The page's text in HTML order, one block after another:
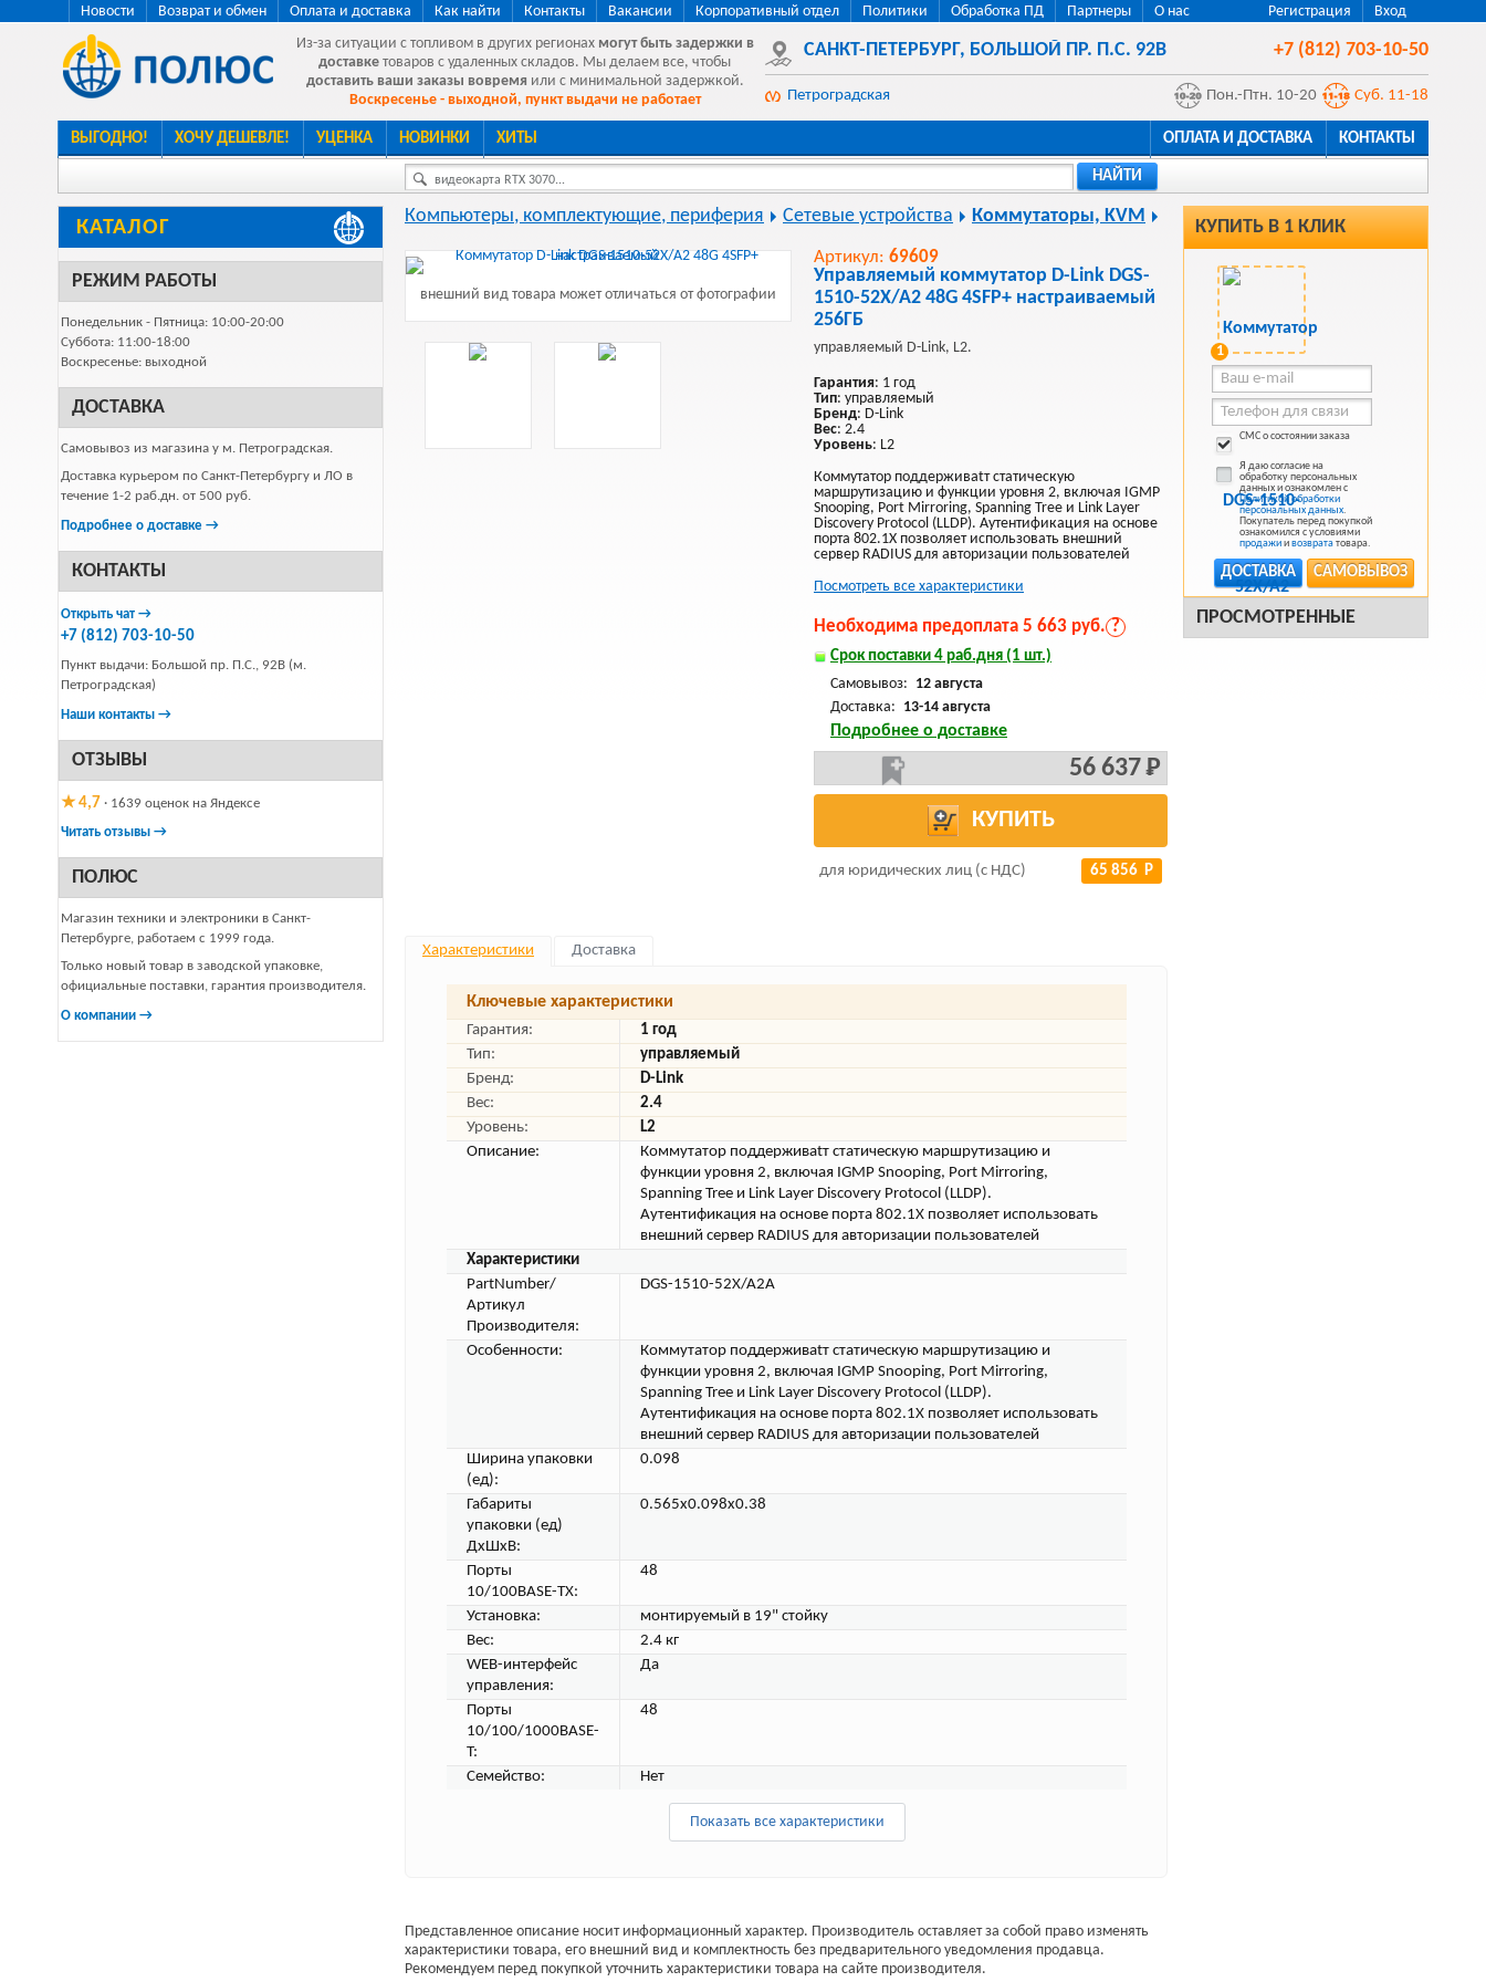
Регистрация Вход
Новости Возврат и обмен Оплата и доставка Как найти Контакты Вакансии Корпоративный отдел Политики Обработка ПД Партнеры
О нас
Из-за ситуации с топливом в других регионах могут быть задержки в
доставке товаров с удаленных складов. Мы делаем все, чтобы
доставить ваши заказы вовремя или с минимальной задержкой.
Воскресенье - выходной, пункт выдачи не работает
САНКТ-ПЕТЕРБУРГ, БОЛЬШОЙ ПР. П.С. 92В +7 (812) 703-10-50
Петроградская Пон.-Птн. 10-20 Суб. 11-18
ВЫГОДНО! ХОЧУ ДЕШЕВЛЕ! УЦЕНКА НОВИНКИ ХИТЫ ОПЛАТА И ДОСТАВКА КОНТАКТЫ
видеокарта RTX 3070... НАЙТИ
КАТАЛОГ
РЕЖИМ РАБОТЫ
Понедельник - Пятница: 10:00-20:00
Суббота: 11:00-18:00
Воскресенье: выходной
ДОСТАВКА
Самовывоз из магазина у м. Петроградская.
Доставка курьером по Санкт-Петербургу и ЛО в
течение 1-2 раб.дн. от 500 руб.
Подробнее о доставке →
КОНТАКТЫ
Открыть чат →
+7 (812) 703-10-50
Пункт выдачи: Большой пр. П.С., 92В (м.
Петроградская)
Наши контакты →
ОТЗЫВЫ
★ 4,7 · 1639 оценок на Яндексе
Читать отзывы →
ПОЛЮС
Магазин техники и электроники в Санкт-
Петербурге, работаем с 1999 года.
Только новый товар в заводской упаковке,
официальные поставки, гарантия производителя.
О компании →
КУПИТЬ В 1 КЛИК
1
СМС о состоянии заказа
Я даю согласие на
обработку персональных
данных и ознакомлен с
Политикой обработки
персональных данных.
Покупатель перед покупкой
ознакомился с условиями
продажиивозврататовара.
САМОВЫВОЗ
ДОСТАВКА
ПРОСМОТРЕННЫЕ
Компьютеры, комплектующие, периферия Сетевые устройства Коммутаторы, KVM
внешний вид товара может отличаться от фотографии
Артикул: 69609
Управляемый коммутатор D-Link DGS-
1510-52X/A2 48G 4SFP+ настраиваемый
256ГБ
управляемый D-Link, L2.
Гарантия: 1 год
Тип: управляемый
Бренд: D-Link
Вес: 2.4
Уровень: L2
Коммутатор поддерживаtт статическую
маршрутизацию и функции уровня 2, включая IGMP
Snooping, Port Mirroring, Spanning Tree и Link Layer
Discovery Protocol (LLDP). Аутентификация на основе
порта 802.1X позволяет использовать внешний
сервер RADIUS для авторизации пользователей
Посмотреть все характеристики
Необходима предоплата 5 663 руб. ?
Срок поставки 4 раб.дня (1 шт.)
Самовывоз: 12 августа
Доставка: 13-14 августа
Подробнее о доставке
56 637 Р
КУПИТЬ
для юридических лиц (с НДС) 65 856 Р
Характеристики Доставка
Ключевые характеристики
Гарантия:
1 год
Тип:
управляемый
Бренд:
D-Link
Вес:
2.4
Уровень:
L2
Описание:
Коммутатор поддерживаtт статическую маршрутизацию и
функции уровня 2, включая IGMP Snooping, Port Mirroring,
Spanning Tree и Link Layer Discovery Protocol (LLDP).
Аутентификация на основе порта 802.1X позволяет использовать
внешний сервер RADIUS для авторизации пользователей
Характеристики
PartNumber/
Артикул
Производителя:
DGS-1510-52X/A2A
Особенности:
Коммутатор поддерживаtт статическую маршрутизацию и
функции уровня 2, включая IGMP Snooping, Port Mirroring,
Spanning Tree и Link Layer Discovery Protocol (LLDP).
Аутентификация на основе порта 802.1X позволяет использовать
внешний сервер RADIUS для авторизации пользователей
Ширина упаковки
(ед):
0.098
Габариты
упаковки (ед)
ДхШхВ:
0.565x0.098x0.38
Порты
10/100BASE-TX:
48
Установка:
монтируемый в 19" стойку
Вес:
2.4 кг
WEB-интерфейс
управления:
Да
Порты
10/100/1000BASE-
T:
48
Семейство: Нет
Показать все характеристики
Представленное описание носит информационный характер. Производитель оставляет за собой право изменять
характеристики товара, его внешний вид и комплектность без предварительного уведомления продавца.
Рекомендуем перед покупкой уточнить характеристики товара на сайте производителя.